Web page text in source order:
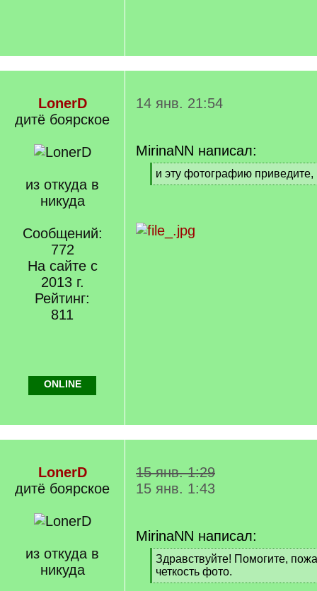
LonerD
дитё боярское
из откуда в
никуда
Сообщений:
772
На сайте с
2013 г.
Рейтинг:
811
14 янв. 21:54
MirinaNN написал:
[
q
и эту фотографию приведите,
[
]
ONLINE
LonerD
дитё боярское
из откуда в
никуда
15 янв. 1:29
15 янв. 1:43
MirinaNN написал:
[
q
]
Здравствуйте! Помогите,
четкость фото.
[